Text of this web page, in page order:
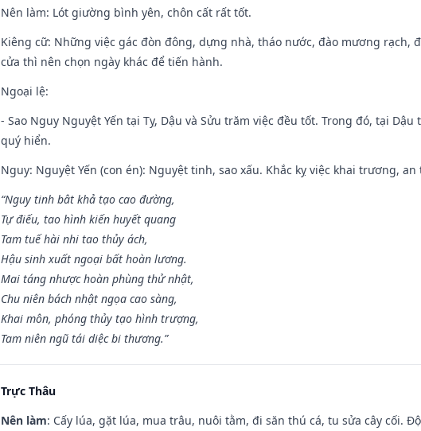
Nên làm: Lót giường bình yên, chôn cất rất tốt.
Kiêng cữ: Những việc gác đòn đông, dựng nhà, tháo nước, đào mương rạch,
cửa thì nên chọn ngày khác để tiến hành.
Ngoại lệ:
- Sao Nguy Nguyệt Yến tại Tỵ, Dậu và Sửu trăm việc đều tốt. Trong đó, tại
quý hiển.
Nguy: Nguyệt Yến (con én): Nguyệt tinh, sao xấu. Khắc kỵ việc khai trương,
“Nguy tinh bât khả tạo cao đường,
Tự điếu, tao hình kiến huyết quang
Tam tuế hài nhi tao thủy ách,
Hậu sinh xuất ngoại bất hoàn lương.
Mai táng nhược hoàn phùng thử nhật,
Chu niên bách nhật ngọa cao sàng,
Khai môn, phóng thủy tạo hình trượng,
Tam niên ngũ tái diệc bi thương.”
Trực Thâu
Nên làm: Cấy lúa, gặt lúa, mua trâu, nuôi tằm, đi săn thú cá, tu sửa cây cối.